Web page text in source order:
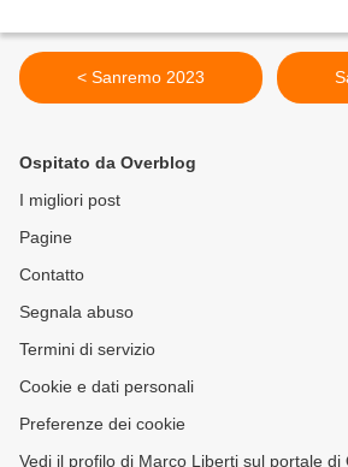
< Sanremo 2023
Ospitato da Overblog
I migliori post
Pagine
Contatto
Segnala abuso
Termini di servizio
Cookie e dati personali
Preferenze dei cookie
Vedi il profilo di Marco Liberti sul portale di